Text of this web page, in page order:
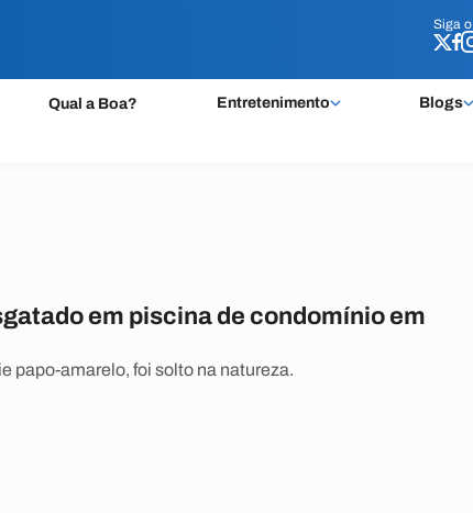
Siga o
Qual a Boa? Entretenimento Blogs
Siga o
em piscina de condomínio em
papo-amarelo, foi solto na natureza.